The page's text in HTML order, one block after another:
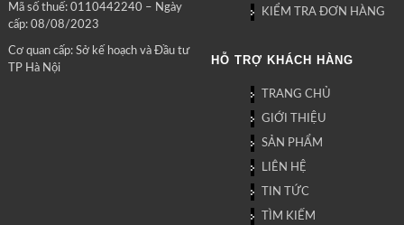
Mã số thuế: 0110442240 – Ngày
cấp: 08/08/2023
Cơ quan cấp: Sở kế hoạch và Đầu tư
TP Hà Nội
KIỂM TRA ĐƠN HÀNG
HỖ TRỢ KHÁCH HÀNG
TRANG CHỦ
GIỚI THIỆU
SẢN PHẨM
LIÊN HỆ
TIN TỨC
TÌM KIẾM